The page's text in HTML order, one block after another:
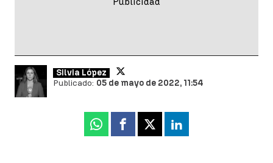
Silvia López
Publicado: 05 de mayo de 2022, 11:54
Whatsapp
Facebook
X Linkedin